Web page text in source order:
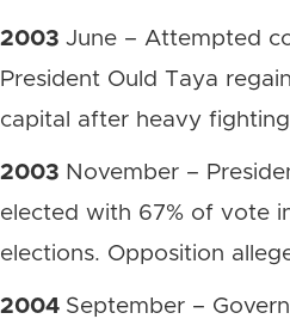
2003 June – Attempted
President Ould Taya
capital after heavy
2003 November –
elected with 67% of vote
elections. Opposition
2004 September –